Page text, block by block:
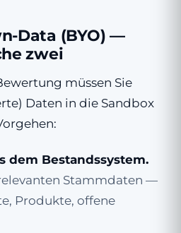
Data (BYO) —
zwei
müssen Sie
Daten in die Sandbox
dem Bestandssystem.
Stammdaten —
Produkte, offene